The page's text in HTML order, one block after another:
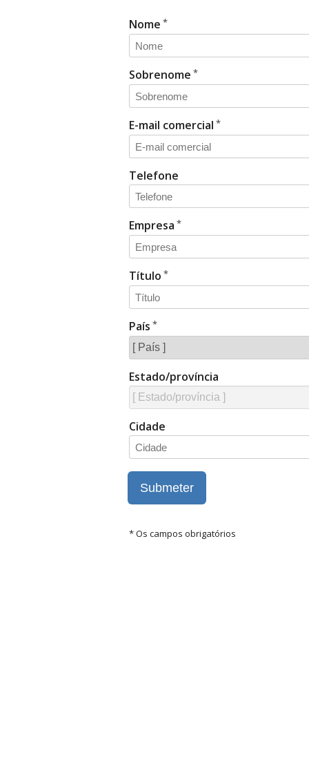
Nome
Sobrenome
E-mail comercial
Telefone
Empresa
Título
País
Estado/província
Cidade
* Os campos obrigatórios